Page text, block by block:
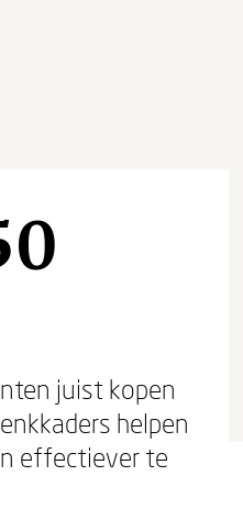
juist kopen
helpen
effectiever te